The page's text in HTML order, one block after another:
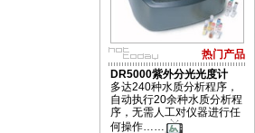
热门产品
DR5000紫外分光光度计
多达240种水质分析程序，
自动执行20余种水质分析程
序，无需人工对仪器进行任
何操作……